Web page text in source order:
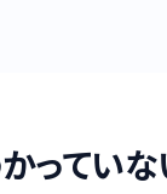
ってい